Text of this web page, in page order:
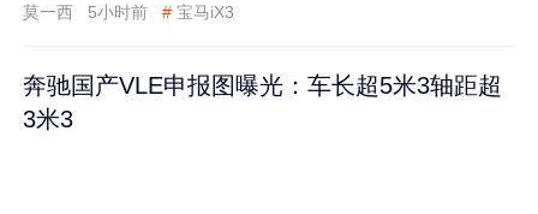
莫一西 5小时前 # 宝马iX3
奔驰国产VLE申报图曝光：车长超5米3轴距超
3米3